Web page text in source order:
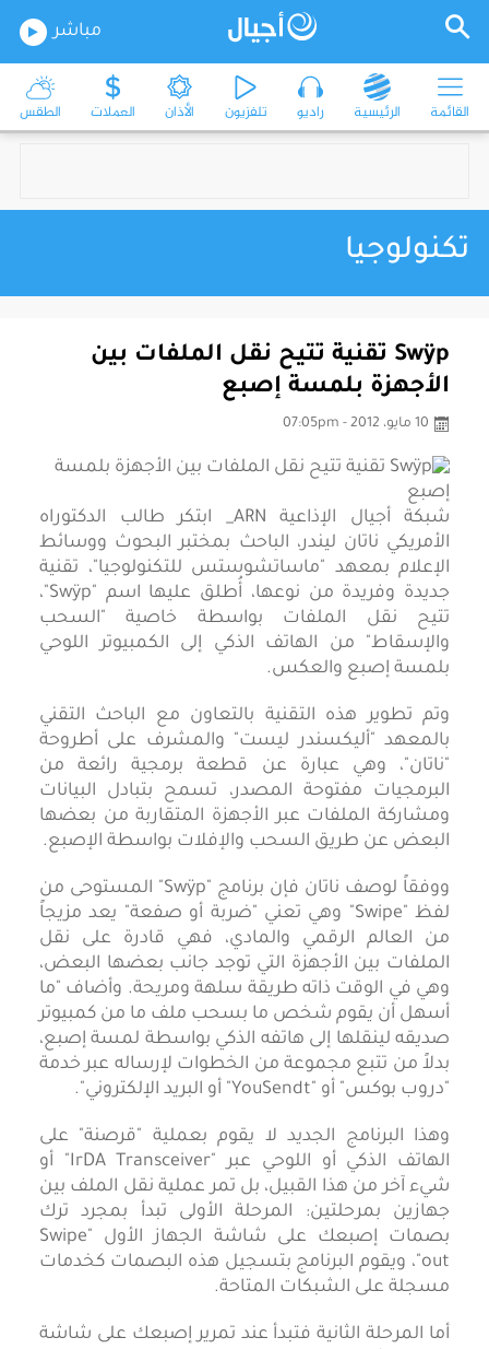
مباشر
القائمة الرئيسية راديو تلفزيون الأذان العملات الطقس
تكنولوجيا
Swÿp تقنية تتيح نقل الملفات بين
الأجهزة بلمسة إصبع
10 مايو، 2012 - 07:05pm
شبكة أجيال الإذاعية ARN_ ابتكر طالب الدكتوراه
الأمريكي ناتان ليندر، الباحث بمختبر البحوث ووسائط
الإعلام بمعهد "ماساتشوستس للتكنولوجيا"، تقنية
جديدة وفريدة من نوعها، أُطلق عليها اسم "Swÿp"،
تتيح نقل الملفات بواسطة خاصية "السحب
والإسقاط" من الهاتف الذكي إلى الكمبيوتر اللوحي
بلمسة إصبع والعكس.
وتم تطوير هذه التقنية بالتعاون مع الباحث التقني
بالمعهد "أليكسندر ليست" والمشرف على أطروحة
"ناتان"، وهي عبارة عن قطعة برمجية رائعة من
البرمجيات مفتوحة المصدر، تسمح بتبادل البيانات
ومشاركة الملفات عبر الأجهزة المتقاربة من بعضها
البعض عن طريق السحب والإفلات بواسطة الإصبع.
ووفقاً لوصف ناتان فإن برنامج "Swÿp" المستوحى من
لفظ "Swipe" وهي تعني "ضربة أو صفعة" يعد مزيجاً
من العالم الرقمي والمادي، فهي قادرة على نقل
الملفات بين الأجهزة التي توجد جانب بعضها البعض،
وهي في الوقت ذاته طريقة سلهة ومريحة. وأضاف "ما
أسهل أن يقوم شخص ما بسحب ملف ما من كمبيوتر
صديقه لينقلها إلى هاتفه الذكي بواسطة لمسة إصبع،
بدلاً من تتبع مجموعة من الخطوات لإرساله عبر خدمة
"دروب بوكس" أو "YouSendt" أو البريد الإلكتروني".
وهذا البرنامج الجديد لا يقوم بعملية "قرصنة" على
الهاتف الذكي أو اللوحي عبر "IrDA Transceiver" أو
شيء آخر من هذا القبيل، بل تمر عملية نقل الملف بين
جهازين بمرحلتين: المرحلة الأولى تبدأ بمجرد ترك
بصمات إصبعك على شاشة الجهاز الأول "Swipe
out"، ويقوم البرنامج بتسجيل هذه البصمات كخدمات
مسجلة على الشبكات المتاحة.
أما المرحلة الثانية فتبدأ عند تمرير إصبعك على شاشة